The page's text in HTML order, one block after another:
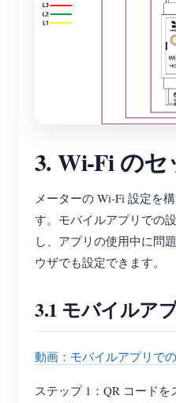
3. Wi-Fi の
メーターの Wi-Fi 設定を
す。モバイルアプリでの
し、アプリの使用中に問
ウザでも設定できます。
3.1 モバイルア
動画：モバイルアプリで
ステップ 1：QR コード